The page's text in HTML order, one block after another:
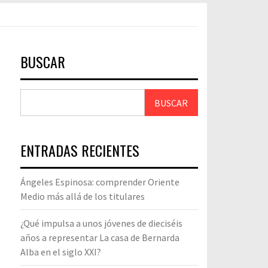
BUSCAR
BUSCAR
ENTRADAS RECIENTES
Ángeles Espinosa: comprender Oriente
Medio más allá de los titulares
¿Qué impulsa a unos jóvenes de dieciséis
años a representar La casa de Bernarda
Alba en el siglo XXI?